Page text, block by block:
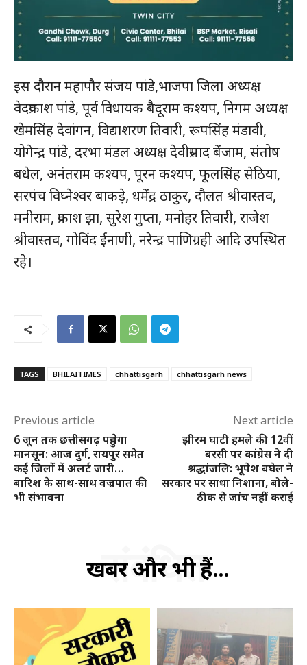
हमसे जुड़े
SUBSCRIBE NOW
इस दौरान महापौर संजय पांडे,भाजपा जिला अध्यक्ष
वेदप्रकाश पांडे, पूर्व विधायक बैदूराम कश्यप, निगम अध्यक्ष
खेमसिंह देवांगन, विद्याशरण तिवारी, रूपसिंह मंडावी,
योगेन्द्र पांडे, दरभा मंडल अध्यक्ष देवीप्रसाद बेंजाम, संतोष
बधेल, अनंतराम कश्यप, पूरन कश्यप, फूलसिंह सेठिया,
सरपंच विघ्नेश्वर बाकड़े, धमेंद्र ठाकुर, दौलत श्रीवास्तव,
मनीराम, प्रकाश झा, सुरेश गुप्ता, मनोहर तिवारी, राजेश
श्रीवास्तव, गोविंद ईनाणी, नरेन्द्र पाणिग्रही आदि उपस्थित
रहे।
TAGS BHILAITIMES chhattisgarh chhattisgarh news
Previous article
6 जून तक छत्तीसगढ़ पहुंचेगा
मानसून: आज दुर्ग, रायपुर समेत
कई जिलों में अलर्ट जारी…
बारिश के साथ-साथ वज्रपात की
भी संभावना
Next article
झीरम घाटी हमले की 12वीं
बरसी पर कांग्रेस ने दी
श्रद्धांजलि: भूपेश बघेल ने
सरकार पर साधा निशाना, बोले-
ठीक से जांच नहीं कराई
खबरें और भी हैं...
संबंधित